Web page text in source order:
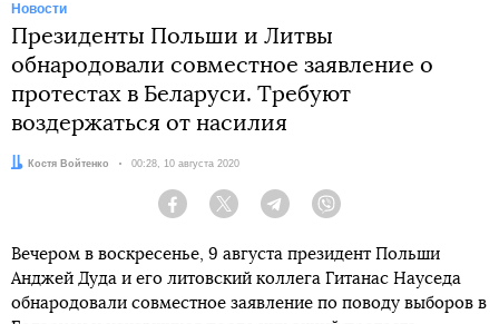
Новости
Президенты Польши и Литвы
обнародовали совместное заявление о
протестах в Беларуси. Требуют
воздержаться от насилия
Автор:Костя Войтенко Дата:
00:28, 10 августа 2020
Facebook Twitter Telegram
Вечером в воскресенье, 9 августа президент Польши
Анджей Дуда и его литовский коллега Гитанас Науседа
обнародовали совместное заявление по поводу выборов в